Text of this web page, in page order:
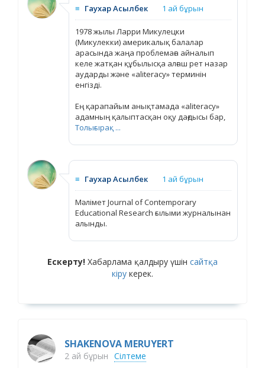
≡ Гаухар Асылбек 1 ай бұрын
1978 жылы Ларри Микулецки
(Микулекки) америкалық балалар
арасында жаңа проблемаға айналып
келе жатқан құбылысқа алғаш рет назар
аударды және «aliteracy» терминін
енгізді.
Ең қарапайым анықтамада «aliteracy»
адамның қалыптасқан оқу дағдысы бар,
Толығырақ ...
≡ Гаухар Асылбек 1 ай бұрын
Мәлімет Journal of Contemporary
Educational Research ғылыми журналынан
алынды.
Ескерту! Хабарлама қалдыру үшін сайтқа
кіру керек.
SHAKENOVA MERUYERT
2 ай бұрын Сілтеме